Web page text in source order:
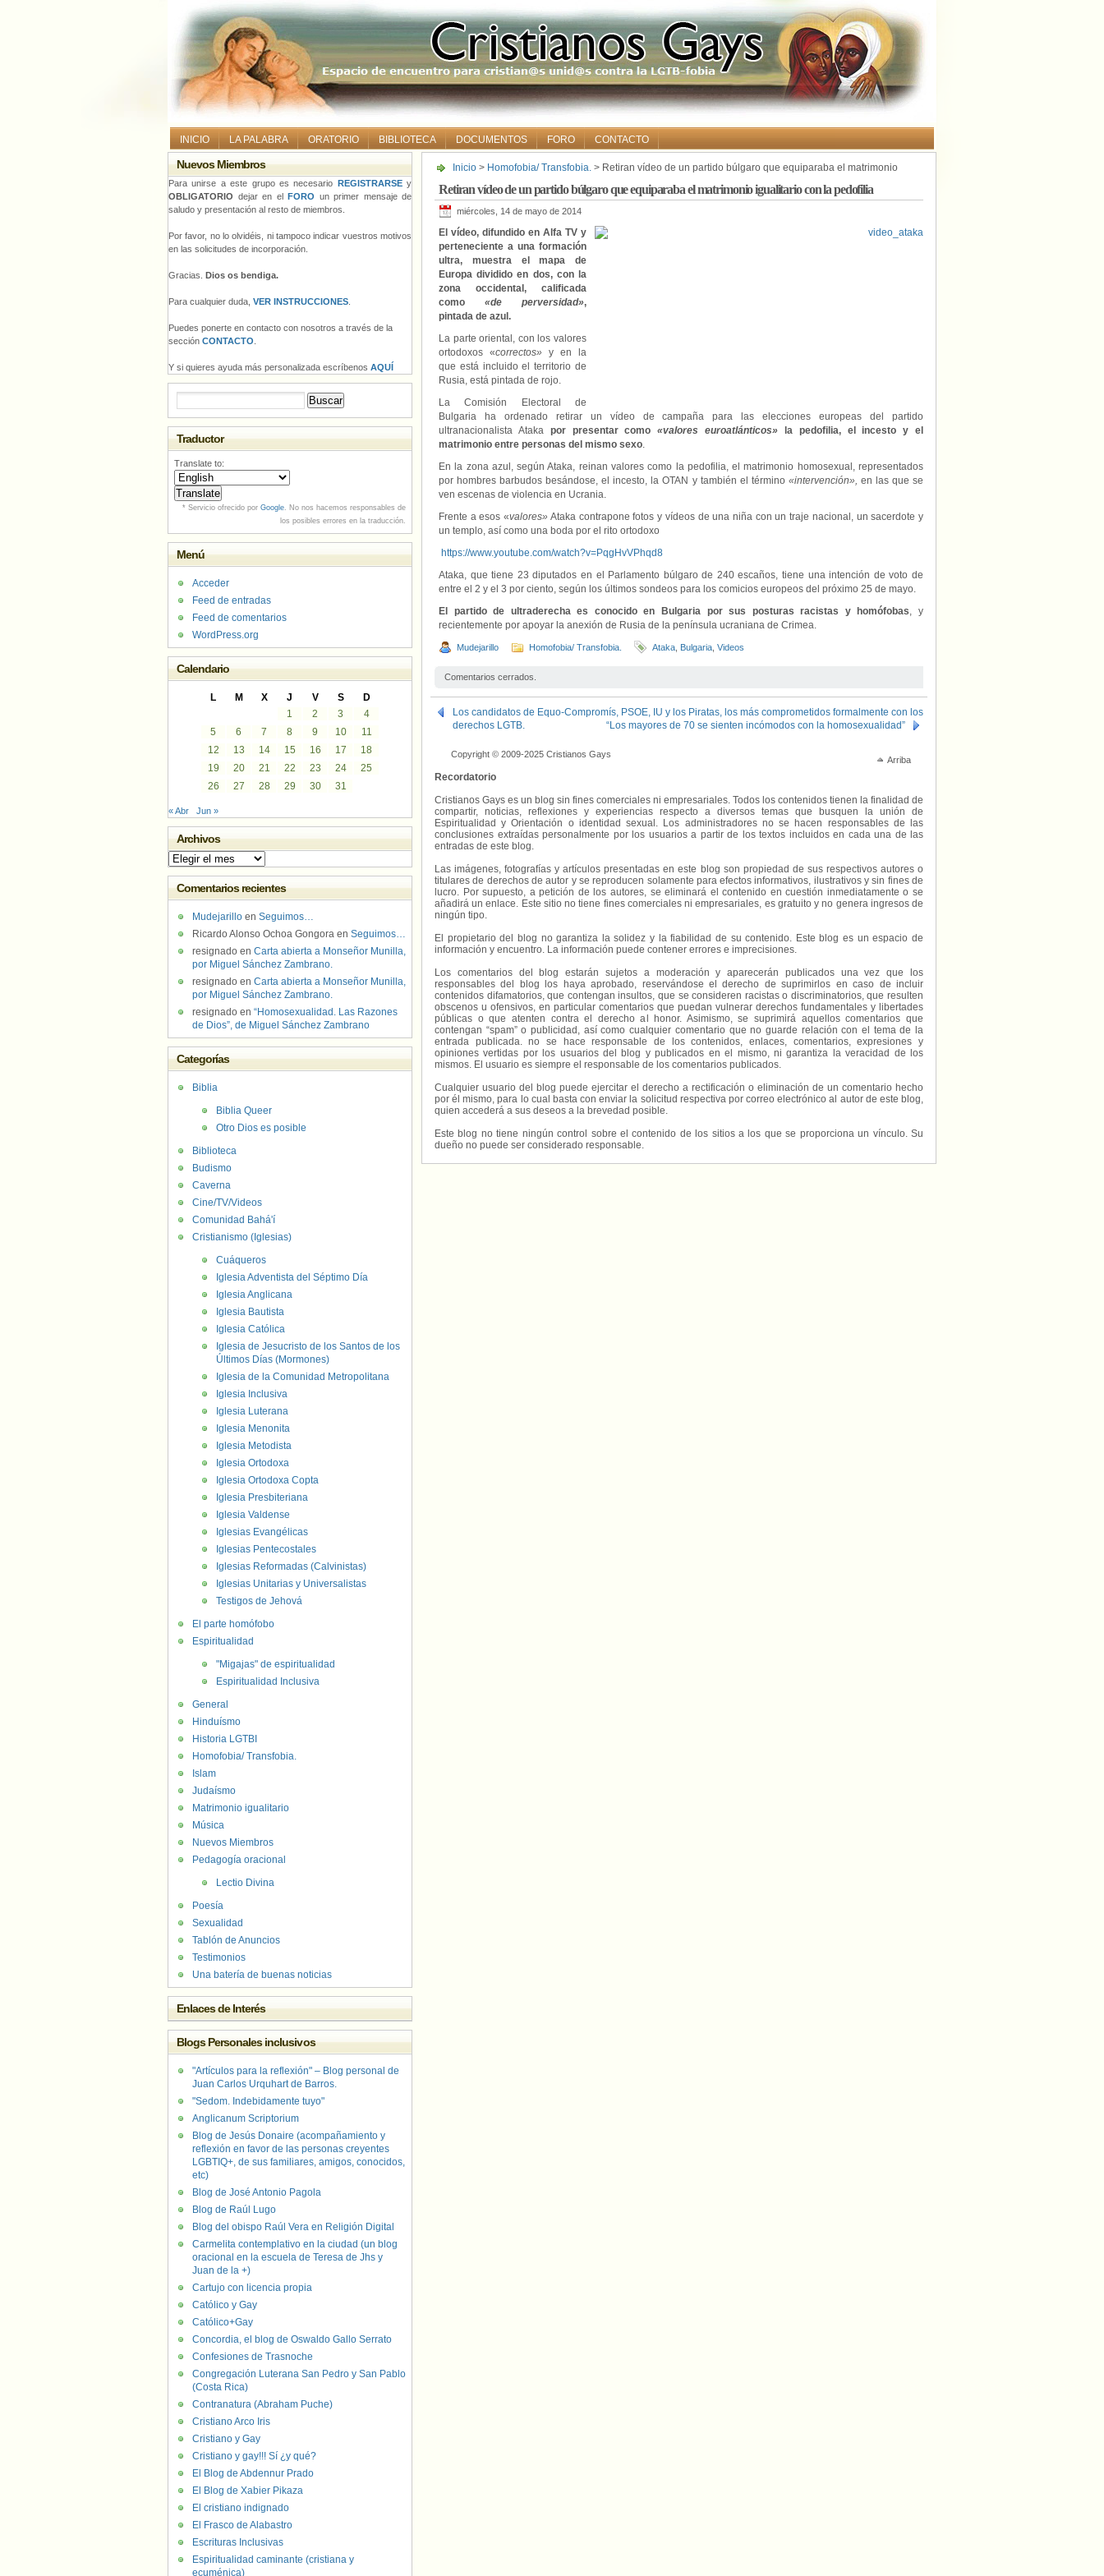
INICIO LA PALABRA ORATORIO BIBLIOTECA DOCUMENTOS FORO CONTACTO
Inicio > Homofobia/ Transfobia. > Retiran vídeo de un partido búlgaro que equiparaba el matrimonio
Retiran vídeo de un partido búlgaro que equiparaba el matrimonio igualitario con la pedofilia
miércoles, 14 de mayo de 2014
El vídeo, difundido en Alfa TV y
perteneciente a una formación
ultra, muestra el mapa de
Europa dividido en dos, con la
zona occidental, calificada
como «de perversidad»,
pintada de azul.
La parte oriental, con los valores
ortodoxos «correctos» y en la
que está incluido el territorio de
Rusia, está pintada de rojo.
La Comisión Electoral de
Bulgaria ha ordenado retirar un vídeo de campaña para las elecciones europeas del partido
ultranacionalista Ataka por presentar como«valores euroatlánticos» la pedofilia, el incesto y el
matrimonio entre personas del mismo sexo.
En la zona azul, según Ataka, reinan valores como la pedofilia, el matrimonio homosexual, representados
por hombres barbudos besándose, el incesto, la OTAN y también el término «intervención», en las que se
ven escenas de violencia en Ucrania.
Frente a esos «valores» Ataka contrapone fotos y vídeos de una niña con un traje nacional, un sacerdote y
un templo, así como una boda por el rito ortodoxo
https://www.youtube.com/watch?v=PqgHvVPhqd8
Ataka, que tiene 23 diputados en el Parlamento búlgaro de 240 escaños, tiene una intención de voto de
entre el 2 y el 3 por ciento, según los últimos sondeos para los comicios europeos del próximo 25 de mayo.
El partido de ultraderecha es conocido en Bulgaria por sus posturas racistas y homófobas, y
recientemente por apoyar la anexión de Rusia de la península ucraniana de Crimea.
Mudejarillo Homofobia/ Transfobia. Ataka Bulgaria Videos
Comentarios cerrados.
Los candidatos de Equo-Compromís, PSOE, IU y los Piratas, los más comprometidos formalmente con los
derechos LGTB.
“Los mayores de 70 se sienten incómodos con la homosexualidad”
Arriba
Copyright © 2009-2025 Cristianos Gays
Recordatorio
Cristianos Gays es un blog sin fines comerciales ni empresariales. Todos los contenidos tienen la finalidad de
compartir, noticias, reflexiones y experiencias respecto a diversos temas que busquen la unión de
Espiritualidad y Orientación o identidad sexual. Los administradores no se hacen responsables de las
conclusiones extraídas personalmente por los usuarios a partir de los textos incluidos en cada una de las
entradas de este blog.
Las imágenes, fotografías y artículos presentadas en este blog son propiedad de sus respectivos autores o
titulares de derechos de autor y se reproducen solamente para efectos informativos, ilustrativos y sin fines de
lucro. Por supuesto, a petición de los autores, se eliminará el contenido en cuestión inmediatamente o se
añadirá un enlace. Este sitio no tiene fines comerciales ni empresariales, es gratuito y no genera ingresos de
ningún tipo.
El propietario del blog no garantiza la solidez y la fiabilidad de su contenido. Este blog es un espacio de
información y encuentro. La información puede contener errores e imprecisiones.
Los comentarios del blog estarán sujetos a moderación y aparecerán publicados una vez que los
responsables del blog los haya aprobado, reservándose el derecho de suprimirlos en caso de incluir
contenidos difamatorios, que contengan insultos, que se consideren racistas o discriminatorios, que resulten
obscenos u ofensivos, en particular comentarios que puedan vulnerar derechos fundamentales y libertades
públicas o que atenten contra el derecho al honor. Asimismo, se suprimirá aquellos comentarios que
contengan “spam” o publicidad, así como cualquier comentario que no guarde relación con el tema de la
entrada publicada. no se hace responsable de los contenidos, enlaces, comentarios, expresiones y
opiniones vertidas por los usuarios del blog y publicados en el mismo, ni garantiza la veracidad de los
mismos. El usuario es siempre el responsable de los comentarios publicados.
Cualquier usuario del blog puede ejercitar el derecho a rectificación o eliminación de un comentario hecho
por él mismo, para lo cual basta con enviar la solicitud respectiva por correo electrónico al autor de este blog,
quien accederá a sus deseos a la brevedad posible.
Este blog no tiene ningún control sobre el contenido de los sitios a los que se proporciona un vínculo. Su
dueño no puede ser considerado responsable.
Nuevos Miembros
Para unirse a este grupo es necesario REGISTRARSEy
OBLIGATORIO dejar en el FORO un primer mensaje de
saludo y presentación al resto de miembros.
Por favor, no lo olvidéis, ni tampoco indicar vuestros motivos
en las solicitudes de incorporación.
Gracias. Dios os bendiga.
Para cualquier duda, VER INSTRUCCIONES
Puedes ponerte en contacto con nosotros a través de la
sección CONTACTO
Y si quieres ayuda más personalizada escríbenos AQUÍ
Traductor
Translate to:
* Servicio ofrecido por Google. No nos hacemos responsables de
los posibles errores en la traducción.
Menú
Acceder
Feed de entradas
Feed de comentarios
WordPress.org
Calendario
L M X J V S
D
1
2 3
4
5
6 7 8 9 10
11
12
13 14 15 16 17
18
19
20 21 22 23 24
25
26
27 28 29 30 31
« Abr Jun »
Archivos
Archivos
Comentarios recientes
Mudejarillo en Seguimos…
Ricardo Alonso Ochoa Gongora en Seguimos…
resignado en Carta abierta a Monseñor Munilla,
por Miguel Sánchez Zambrano.
resignado en Carta abierta a Monseñor Munilla,
por Miguel Sánchez Zambrano.
resignado en “Homosexualidad. Las Razones
de Dios”, de Miguel Sánchez Zambrano
Categorías
Biblia
Biblia Queer
Otro Dios es posible
Biblioteca
Budismo
Caverna
Cine/TV/Videos
Comunidad Bahá'í
Cristianismo (Iglesias)
Cuáqueros
Iglesia Adventista del Séptimo Día
Iglesia Anglicana
Iglesia Bautista
Iglesia Católica
Iglesia de Jesucristo de los Santos de los
Últimos Días (Mormones)
Iglesia de la Comunidad Metropolitana
Iglesia Inclusiva
Iglesia Luterana
Iglesia Menonita
Iglesia Metodista
Iglesia Ortodoxa
Iglesia Ortodoxa Copta
Iglesia Presbiteriana
Iglesia Valdense
Iglesias Evangélicas
Iglesias Pentecostales
Iglesias Reformadas (Calvinistas)
Iglesias Unitarias y Universalistas
Testigos de Jehová
El parte homófobo
Espiritualidad
"Migajas" de espiritualidad
Espiritualidad Inclusiva
General
Hinduísmo
Historia LGTBI
Homofobia/ Transfobia.
Islam
Judaísmo
Matrimonio igualitario
Música
Nuevos Miembros
Pedagogía oracional
Lectio Divina
Poesía
Sexualidad
Tablón de Anuncios
Testimonios
Una batería de buenas noticias
Enlaces de Interés
Blogs Personales inclusivos
"Artículos para la reflexión" – Blog personal de
Juan Carlos Urquhart de Barros.
"Sedom. Indebidamente tuyo"
Anglicanum Scriptorium
Blog de Jesús Donaire (acompañamiento y
reflexión en favor de las personas creyentes
LGBTIQ+, de sus familiares, amigos, conocidos,
etc)
Blog de José Antonio Pagola
Blog de Raúl Lugo
Blog del obispo Raúl Vera en Religión Digital
Carmelita contemplativo en la ciudad (un blog
oracional en la escuela de Teresa de Jhs y
Juan de la +)
Cartujo con licencia propia
Católico y Gay
Católico+Gay
Concordia, el blog de Oswaldo Gallo Serrato
Confesiones de Trasnoche
Congregación Luterana San Pedro y San Pablo
(Costa Rica)
Contranatura (Abraham Puche)
Cristiano Arco Iris
Cristiano y Gay
Cristiano y gay!!! Sí ¿y qué?
El Blog de Abdennur Prado
El Blog de Xabier Pikaza
El cristiano indignado
El Frasco de Alabastro
Escrituras Inclusivas
Espiritualidad caminante (cristiana y
ecuménica)